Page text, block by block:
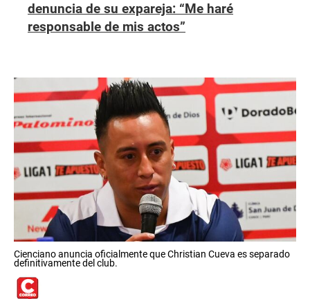
denuncia de su expareja: “Me haré
responsable de mis actos”
Cienciano anuncia oficialmente que Christian Cueva es separado
definitivamente del club.